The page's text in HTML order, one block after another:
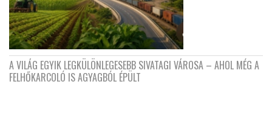
A VILÁG EGYIK LEGKÜLÖNLEGESEBB SIVATAGI VÁROSA – AHOL MÉG A
FELHŐKARCOLÓ IS AGYAGBÓL ÉPÜLT